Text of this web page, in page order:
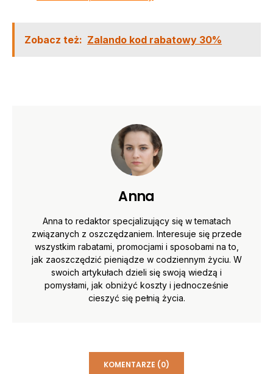
Zobacz też: Zalando kod rabatowy 30%
Anna
Anna to redaktor specjalizujący się w tematach
związanych z oszczędzaniem. Interesuje się przede
wszystkim rabatami, promocjami i sposobami na to,
jak zaoszczędzić pieniądze w codziennym życiu. W
swoich artykułach dzieli się swoją wiedzą i
pomysłami, jak obniżyć koszty i jednocześnie
cieszyć się pełnią życia.
KOMENTARZE (0)